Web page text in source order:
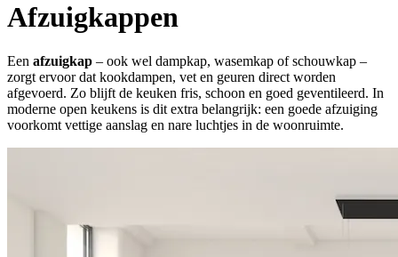
Afzuigkappen
Een afzuigkap – ook wel dampkap, wasemkap of schouwkap –
zorgt ervoor dat kookdampen, vet en geuren direct worden
afgevoerd. Zo blijft de keuken fris, schoon en goed geventileerd. In
moderne open keukens is dit extra belangrijk: een goede afzuiging
voorkomt vettige aanslag en nare luchtjes in de woonruimte.